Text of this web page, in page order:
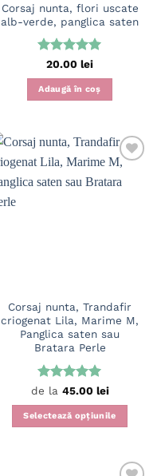
Corsaj nunta, flori uscate
alb-verde, panglica saten
Evaluat la
5din 5
20.00 lei
Adaugă în coș
Corsaj nunta, Trandafir
criogenat Lila, Marime M,
Panglica saten sau
Bratara Perle
Evaluat la
5din 5
de la 45.00 lei
Selectează opțiunile